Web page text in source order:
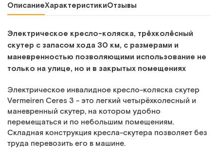
ОписаниеХарактеристикиОтзывы
Электрическое кресло-коляска, трёхколёсный
скутер с запасом хода 30 км, с размерами и
маневренностью позволяющими использование не
только на улице, но и в закрытых помещениях
Электрическое инвалидное кресло-коляска скутер
Vermeiren Ceres 3 - это легкий четырёхколесный и
маневренный скутер, на котором удобно
перемещаться и по небольшим помещениям.
Складная конструкция кресла-скутера позволяет без
труда перевозить его в машине.